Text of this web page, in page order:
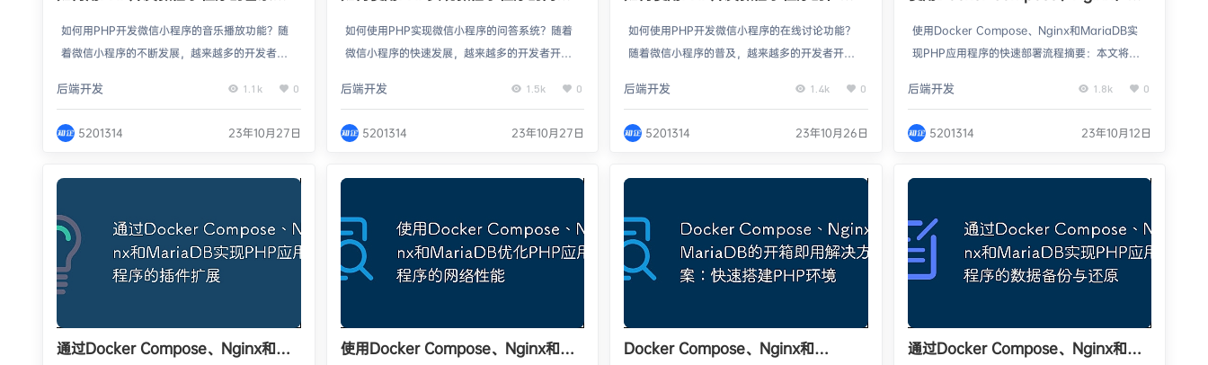
如何用PHP开发微信小程序的音乐播放功能？随
着微信小程序的不断发展，越来越多的开发者开
文中，我将介绍如何使用PHP开发微信小程序的
作在开始之前，确保你已经安装了PHP，并且对P
下…
后端开发 1.1k 0
5201314 23年10月27日
如何使用PHP实现微信小程序的问答系统？随着
微信小程序的快速发展，越来越多的开发者开始
答系统作为一种常见的互动功能，可以为用户提
使用PHP来实现微信小程序的问答系统，并提供
为"…
后端开发 1.5k 0
5201314 23年10月27日
如何使用PHP开发微信小程序的在线讨论功能？
随着微信小程序的普及，越来越多的开发者开始
介绍如何使用PHP开发微信小程序的在线讨论功
始之前，我们需要准备以下工作：一台已经安装
要…
后端开发 1.4k 0
5201314 23年10月26日
署流程
使用Docker Compose、Nginx和MariaDB实
现PHP应用程序的快速部署流程摘要：本文将介
DB实现快速部署PHP应用程序的流程。我们将使
序的配置，Nginx作为Web服务器，MariaDB作
后端开发 1.8k 0
5201314 23年10月12日
通过Docker Compose、Nginx和
使用Docker Compose、Nginx和
Docker Compose、Nginx和
通过Docker Compose、Nginx和